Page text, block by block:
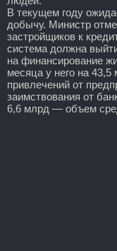
В текущем году
добычу. Министр
застройщиков к
система должна
на финансирование
месяца у него на
привлечений от
заимствования от
6,6 млрд — объем